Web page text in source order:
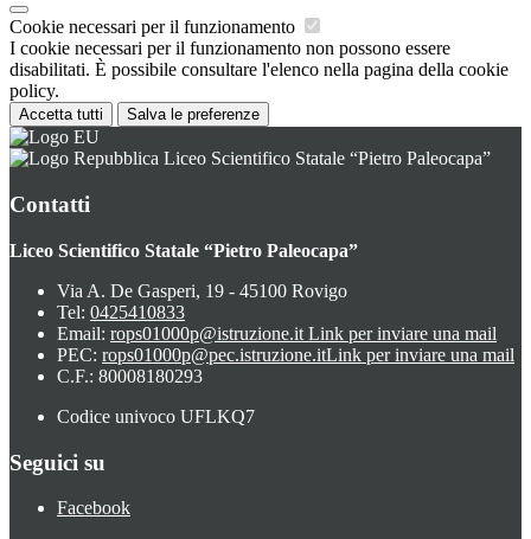
Cookie necessari per il funzionamento
I cookie necessari per il funzionamento non possono essere
disabilitati. È possibile consultare l'elenco nella pagina della cookie
policy.
Accetta tutti Salva le preferenze
Liceo Scientifico Statale “Pietro Paleocapa”
Contatti
Liceo Scientifico Statale “Pietro Paleocapa”
Via A. De Gasperi, 19 - 45100 Rovigo
Tel: 0425410833
Email: rops01000p@istruzione.it Link per inviare una mail
PEC: rops01000p@pec.istruzione.itLink per inviare una mail
C.F.: 80008180293
Codice univoco UFLKQ7
Seguici su
Facebook